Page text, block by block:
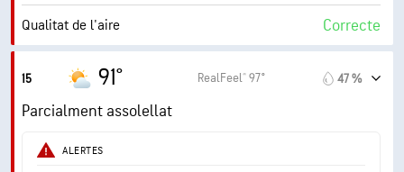
Qualitat de l'aire Correcte
Índex UV màxim
Ràfegues
Humitat
15 91° RealFeel® 97° 47 %
Parcialment assolellat
ALERTES